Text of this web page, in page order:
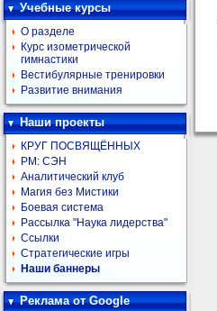
Учебные курсы
О разделе
Курс изометрической
гимнастики
Вестибулярные тренировки
Развитие внимания
Наши проекты
КРУГ ПОСВЯЩЁННЫХ
РМ: СЭН
Аналитический клуб
Магия без Мистики
Боевая система
Рассылка "Наука лидерства"
Ссылки
Стратегические игры
Наши баннеры
Реклама от Google